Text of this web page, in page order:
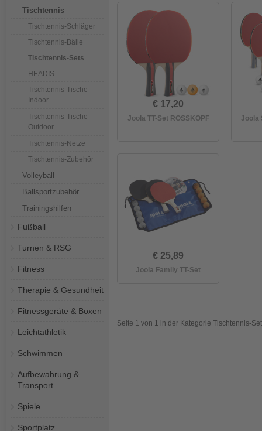
Tischtennis
Tischtennis-Schläger
Tischtennis-Bälle
Tischtennis-Sets
HEADIS
Tischtennis-Tische
Indoor
Tischtennis-Tische
Outdoor
Tischtennis-Netze
Tischtennis-Zubehör
Volleyball
Ballsportzubehör
Trainingshilfen
Fußball
Turnen & RSG
Fitness
Therapie & Gesundheit
Fitnessgeräte & Boxen
Leichtathletik
Schwimmen
Aufbewahrung &
Transport
Spiele
Sportplatz
€ 17,20
Joola TT-Set ROSSKOPF Joola
€ 25,89
Joola Family TT-Set
Seite 1 von 1 in der Kategorie Tischtennis-